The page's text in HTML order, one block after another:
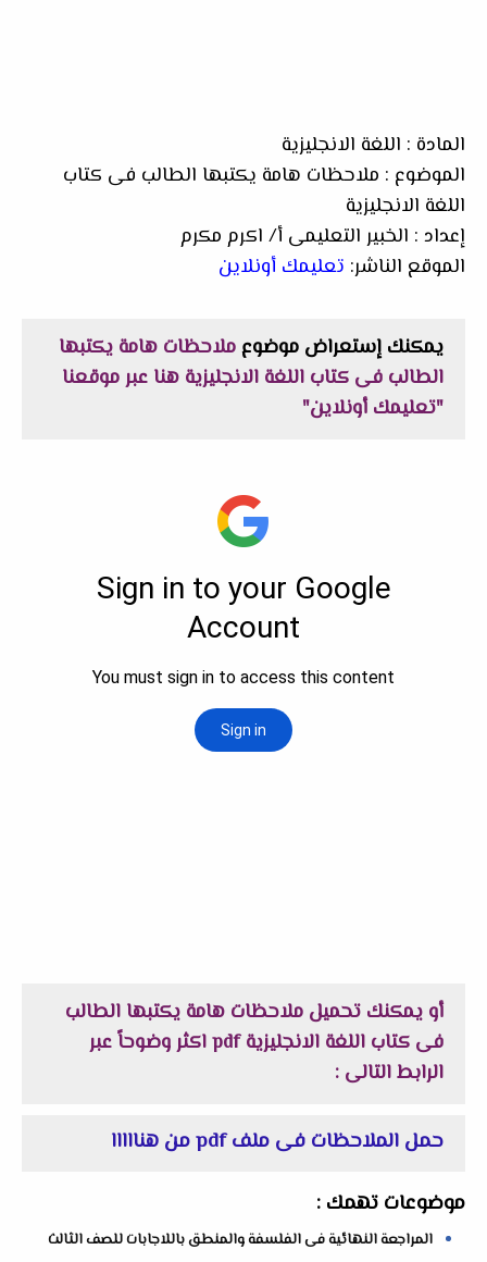
المادة : اللغة الانجليزية
الموضوع : ملاحظات هامة يكتبها الطالب فى كتاب
اللغة الانجليزية
إعداد : الخبير التعليمى أ/ اكرم مكرم
الموقع الناشر: تعليمك أونلاين
يمكنك إستعراض موضوعملاحظات هامة يكتبها
الطالب فى كتاب اللغة الانجليزية هنا عبر موقعنا
"تعليمك أونلاين"
أو يمكنك تحميل ملاحظات هامة يكتبها الطالب
فى كتاب اللغة الانجليزيةpdfاكثر وضوحاًعبر
الرابط التالى :
حمل الملاحظات فى ملف pdf من هنااااا
موضوعات تهمك :
المراجعة النهائية فى الفلسفة والمنطق باللاجابات للصف الثالث